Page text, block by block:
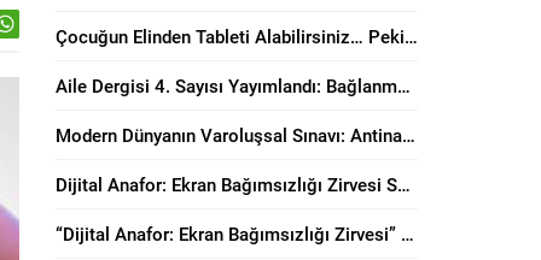
Çocuğun Elinden Tableti Alabilirsiniz… Peki Yerine Ne Vereceksiniz?
Aile Dergisi 4. Sayısı Yayımlandı: Bağlanma, Örgütsel Çatışma Çözümü ve Manevi Danışmanlık Perspektiflerinden Aile Çalışmaları
Modern Dünyanın Varoluşsal Sınavı: Antinatalizm’e Karşı Neslin Muhafazasının Önemi
Dijital Anafor: Ekran Bağımsızlığı Zirvesi Sonuç Bildirisi Yayımlandı!
“Dijital Anafor: Ekran Bağımsızlığı Zirvesi” İstanbul’da Başladı